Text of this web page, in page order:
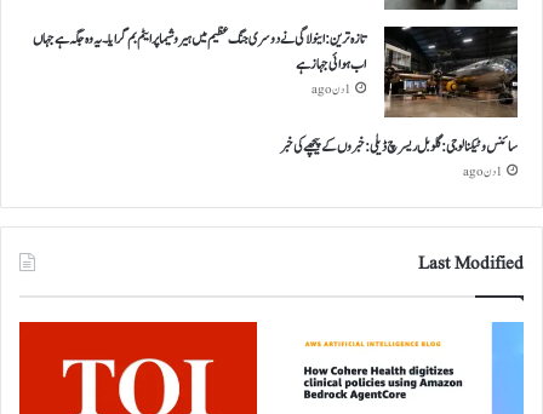
تازہ ترین: اینولا گی نے دوسری جنگ عظیم میں ہیروشیما پر ایٹم بم گرایا ۔ یہ وہ جگہ ہے جہاں
اب ہوائی جہاز ہے
1 دن ago
سائنس و ٹیکنالوجی: گلوبل ریسرچ ڈیلی: خبروں کے پیچھے کی خبر
1 دن ago
Last Modified